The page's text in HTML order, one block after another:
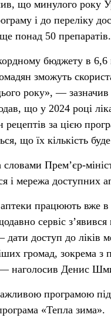
що минулого року
і до переліку
понад 50 препаратів.
бюджету в
зможуть
року», —
що у 2024 році
рецептів за цією
що їх кількість
словами Прем’єр-
і мережа доступних
аптеки працюють вже
сервіс
доступ до ліків
громад, зокрема з
— наголосив Денис
програмою
«Тепла зима».